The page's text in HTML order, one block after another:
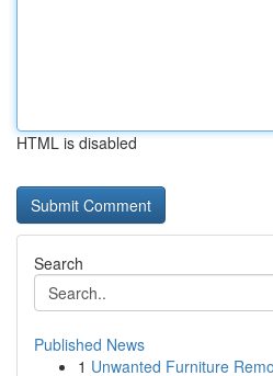
HTML is disabled
Search
Published News
1 Unwanted Furniture